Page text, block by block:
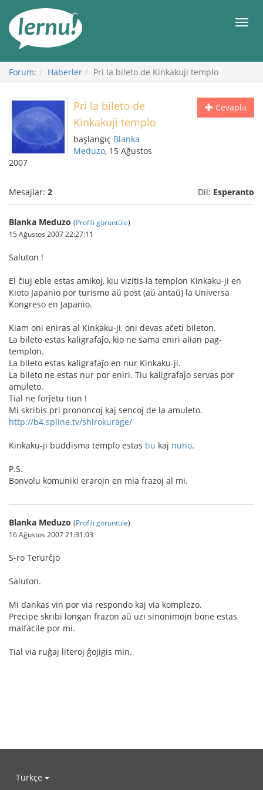
Görüntüleme
Forum: Haberler Pri la bileto de Kinkakuji templo
Cevapla
Pri la bileto de
Kinkakuji templo
başlangıç Blanka
Meduzo, 15 Ağustos
2007
Mesajlar: 2 Dil: Esperanto
Blanka Meduzo (Profili görüntüle)
15 Ağustos 2007 22:27:11
Saluton !
El ĉiuj eble estas amikoj, kiu vizitis la templon Kinkaku-ji en
Kioto Japanio por turismo aŭ post (aŭ antaŭ) la Universa
Kongreso en Japanio.
Kiam oni eniras al Kinkaku-ji, oni devas aĉeti bileton.
La bileto estas kaligrafaĵo, kio ne sama eniri alian pag-
templon.
La bileto estas kaligrafaĵo en nur Kinkaku-ji.
La bileto ne estas nur por eniri. Tiu kaligrafaĵo servas por
amuleto.
Tial ne forĵetu tiun !
Mi skribis pri prononcoj kaj sencoj de la amuleto.
http://b4.spline.tv/shirokurage/
Kinkaku-ji buddisma templo estas tiu kaj nuno.
P.S.
Bonvolu komuniki erarojn en mia frazoj al mi.
Blanka Meduzo (Profili görüntüle)
16 Ağustos 2007 21:31:03
S-ro Terurĉjo
Saluton.
Mi dankas vin por via respondo kaj via komplezo.
Precipe skribi longan frazon aŭ uzi sinonimojn bone estas
malfacile por mi.
Tial via ruĝaj literoj ĝojigis min.
Türkçe